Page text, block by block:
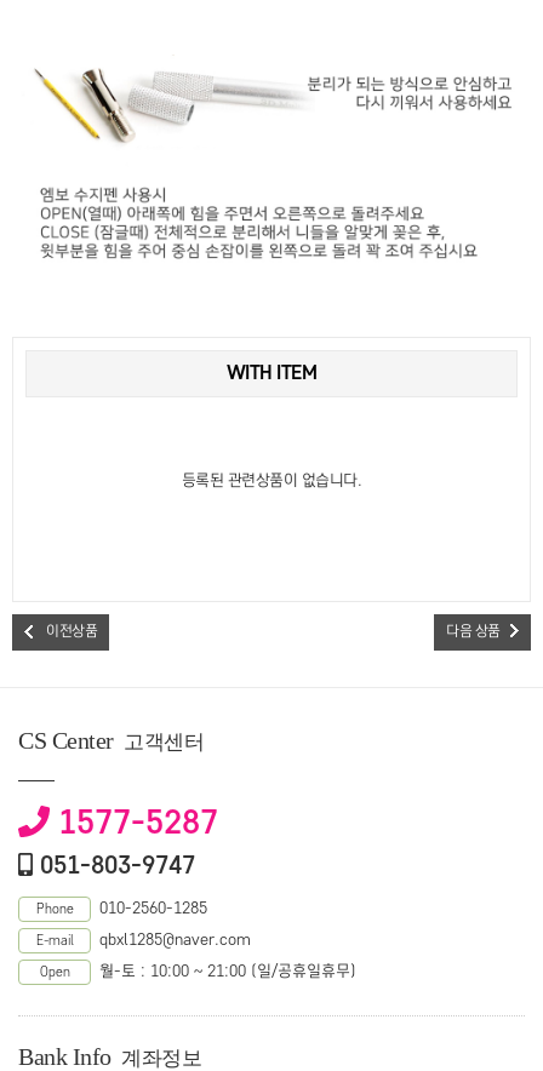
WITH ITEM
등록된 관련상품이 없습니다.
이전상품 다음 상품
CS Center 고객센터
1577-5287
051-803-9747
Phone 010-2560-1285
E-mail qbxl1285@naver.com
Open 월-토 : 10:00 ~ 21:00 (일/공휴일휴무)
Bank Info 계좌정보